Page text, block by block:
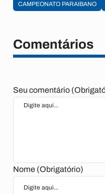
CAMPEONATO PARAIBANO
Comentários
Seu comentário
Nome (Obrigatório)